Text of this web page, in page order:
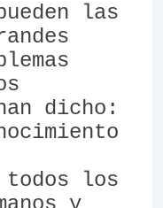
las
dicho:
todos los